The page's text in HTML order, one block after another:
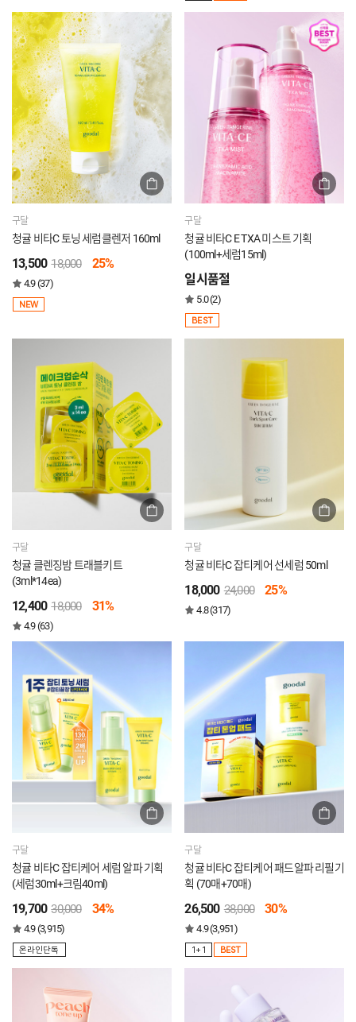
구달
청귤 비타C 토닝 세럼클렌저 160ml
13,500 18,000 25%
4.9 (37)
NEW
구달
청귤 비타C E TXA 미스트 기획
(100ml+세럼15ml)
일시품절
5.0 (2)
BEST
구달
청귤 클렌징밤 트래블키트
(3ml*14ea)
12,400 18,000 31%
4.9 (63)
구달
청귤 비타C 잡티케어 선세럼 50ml
18,000 24,000 25%
4.8 (317)
구달
청귤 비타C 잡티케어 세럼 알파 기획
(세럼30ml+크림40ml)
19,700 30,000 34%
4.9 (3,915)
온라인단독
구달
청귤 비타C 잡티케어 패드알파 리필기
획 (70매+70매)
26,500 38,000 30%
4.9 (3,951)
1+1 BEST